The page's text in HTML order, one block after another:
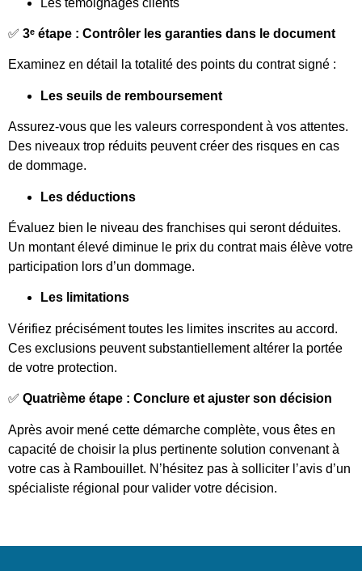
✅ 3ᵉ étape : Contrôler les garanties dans le document
Examinez en détail la totalité des points du contrat signé :
Les seuils de remboursement
Assurez-vous que les valeurs correspondent à vos attentes.
Des niveaux trop réduits peuvent créer des risques en cas
de dommage.
Les déductions
Évaluez bien le niveau des franchises qui seront déduites.
Un montant élevé diminue le prix du contrat mais élève votre
participation lors d’un dommage.
Les limitations
Vérifiez précisément toutes les limites inscrites au accord.
Ces exclusions peuvent substantiellement altérer la portée
de votre protection.
✅ Quatrième étape : Conclure et ajuster son décision
Après avoir mené cette démarche complète, vous êtes en
capacité de choisir la plus pertinente solution convenant à
votre cas à Rambouillet. N’hésitez pas à solliciter l’avis d’un
spécialiste régional pour valider votre décision.